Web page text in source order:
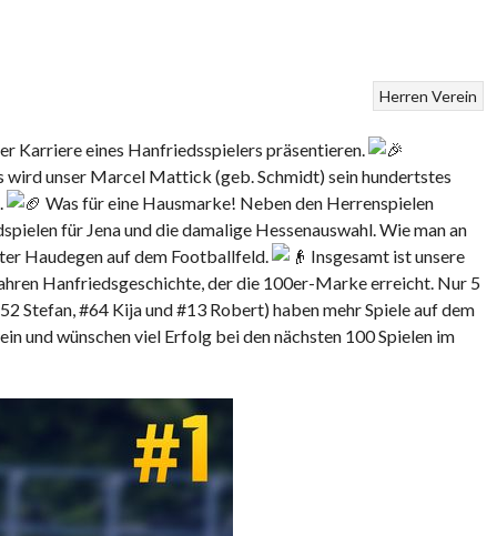
Herren Verein
Karriere eines Hanfriedsspielers präsentieren.
wird unser Marcel Mattick (geb. Schmidt) sein hundertstes
Was für eine Hausmarke! Neben den Herrenspielen
für Jena und die damalige Hessenauswahl. Wie man an
Haudegen auf dem Footballfeld.
Insgesamt ist unsere
Hanfriedsgeschichte, der die 100er-Marke erreicht. Nur 5
Stefan, #64 Kija und #13 Robert) haben mehr Spiele auf dem
und wünschen viel Erfolg bei den nächsten 100 Spielen im